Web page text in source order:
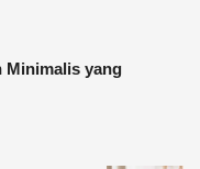
Minimalis yang